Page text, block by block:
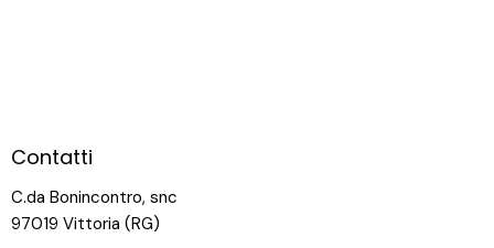
Contatti
C.da Bonincontro, snc
97019 Vittoria (RG)